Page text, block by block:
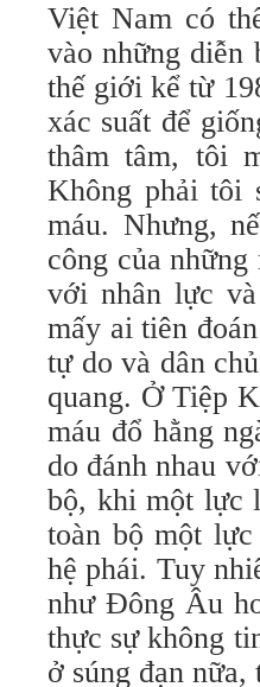
Việt Nam có
vào những diễn
thế giới kể từ
xác suất để
thâm tâm, tôi
Không phải tôi
máu. Nhưng,
công của
với nhân lực
mấy ai tiên
tự do và dân
quang. Ở Tiệp
máu đổ hằng
do đánh nhau
bộ, khi một lực
toàn bộ một
hệ phái. Tuy
như Ðông Âu
thực sự không
ở súng đạn